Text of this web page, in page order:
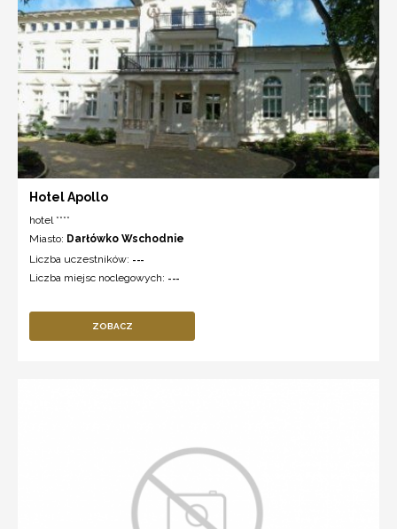
Hotel Apollo
hotel ****
Miasto: Darłówko Wschodnie
Liczba uczestników: ---
Liczba miejsc noclegowych: ---
ZOBACZ